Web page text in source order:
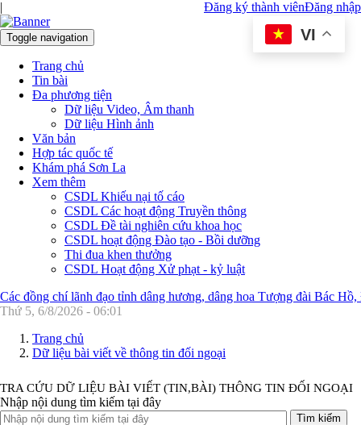
Đăng nhập
| Đăng ký thành viên
Toggle navigation
Trang chủ
Tin bài
Đa phương tiện
Dữ liệu Video, Âm thanh
Dữ liệu Hình ảnh
Văn bản
Hợp tác quốc tế
Khám phá Sơn La
Xem thêm
CSDL Khiếu nại tố cáo
CSDL Các hoạt động Truyền thông
CSDL Đề tài nghiên cứu khoa học
CSDL hoạt động Đào tạo - Bồi dưỡng
Thi đua khen thưởng
CSDL Hoạt động Xử phạt - kỷ luật
VI
Các đồng chí lãnh đạo tỉnh dâng hương, dâng hoa Tượng đài Bác
Thứ 5, 6/8/2026 - 06:01
Trang chủ
Dữ liệu bài viết về thông tin đối ngoại
TRA CỨU DỮ LIỆU BÀI VIẾT (TIN,BÀI) THÔNG TIN ĐỐI NGOẠI
Nhập nội dung tìm kiếm tại đây
Tìm kiếm